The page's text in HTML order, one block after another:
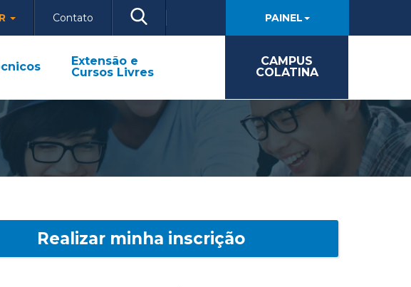
Contato PAINEL
Extensão e
Cursos Livres
CAMPUS
COLATINA
Realizar minha inscrição